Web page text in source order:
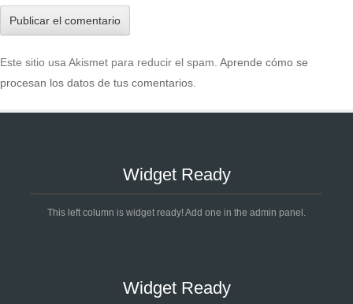
Este sitio usa Akismet para reducir el spam. Aprende cómo se
procesan los datos de tus comentarios
Widget Ready
This left column is widget ready! Add one in the admin panel.
Widget Ready